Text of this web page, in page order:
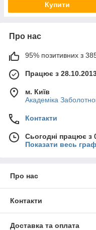
Купити
Про нас
95% позитивних з 385
Працює з
м. Київ
Академіка
Контакти
Сьогодні працює з
Показати весь
Про нас
Контакти
Доставка та оплата